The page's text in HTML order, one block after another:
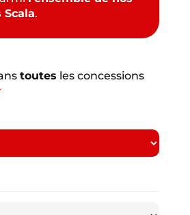
Scala.
toutes les concessions